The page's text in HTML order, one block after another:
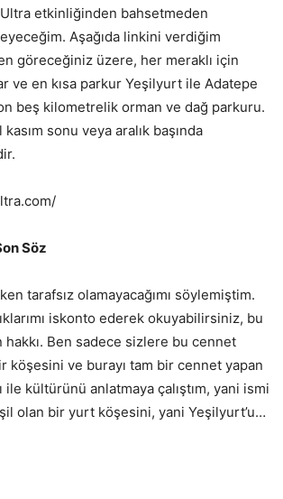
etkinliğinden bahsetmeden
Aşağıda linkini verdiğim
göreceğiniz üzere, her meraklı için
ve en kısa parkur Yeşilyurt ile Adatepe
beş kilometrelik orman ve dağ parkuru.
sonu veya aralık başında
Söz
tarafsız olamayacağımı söylemiştim.
iskonto ederek okuyabilirsiniz, bu
hakkı. Ben sadece sizlere bu cennet
köşesini ve burayı tam bir cennet yapan
ile kültürünü anlatmaya çalıştım, yani ismi
olan bir yurt köşesini, yani Yeşilyurt’u…